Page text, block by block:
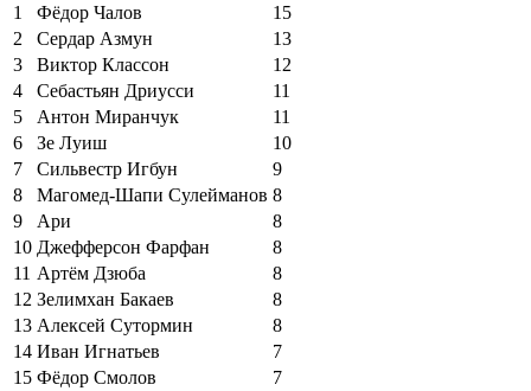
1
Фёдор Чалов
15
2
Сердар Азмун
13
3
Виктор Классон
12
4
Себастьян Дриусси
11
5
Антон Миранчук
11
6
Зе Луиш
10
7
Сильвестр Игбун
9
8
Магомед-Шапи Сулейманов 8
9
Ари
8
10 Джефферсон Фарфан
8
11 Артём Дзюба
8
12 Зелимхан Бакаев
8
13 Алексей Сутормин
8
14 Иван Игнатьев
7
15 Фёдор Смолов 7